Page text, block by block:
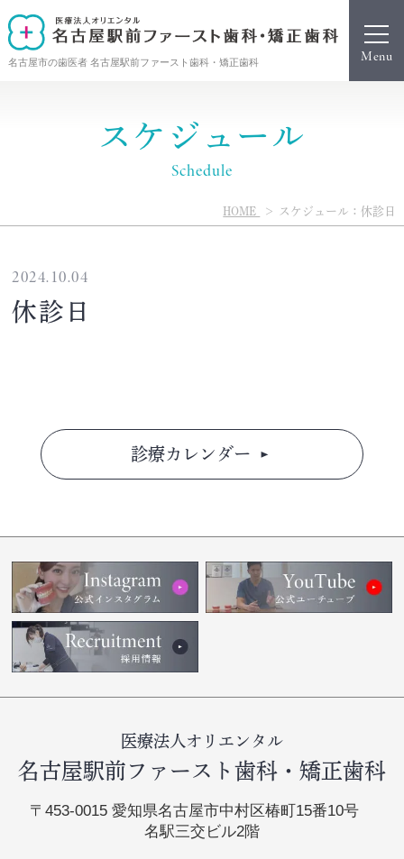
名古屋市の歯医者 名古屋駅前ファースト歯科・矯正歯科
スケジュール
Schedule
HOME スケジュール：休診日
2024.10.04
休診日
診療カレンダー
医療法人オリエンタル
名古屋駅前ファースト歯科・矯正歯科
〒453-0015 愛知県名古屋市中村区椿町15番10号
名駅三交ビル2階